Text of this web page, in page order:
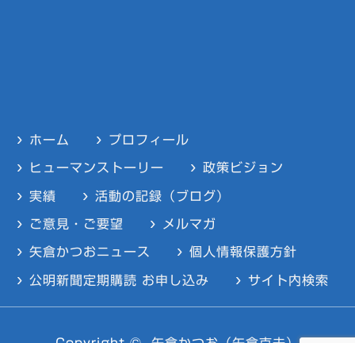
ホーム プロフィール
ヒューマンストーリー 政策ビジョン
実績 活動の記録（ブログ）
ご意見・ご要望 メルマガ
矢倉かつおニュース 個人情報保護方針
公明新聞定期購読 お申し込み サイト内検索